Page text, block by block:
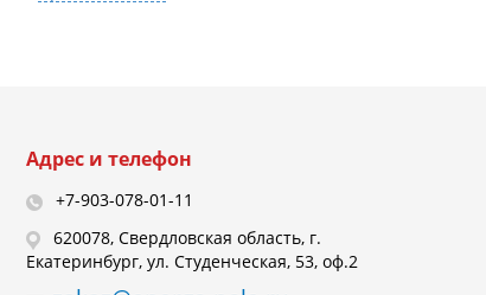
Адрес и телефон
+7-903-078-01-11
620078, Свердловская область, г.
Екатеринбург, ул. Студенческая, 53, оф.2